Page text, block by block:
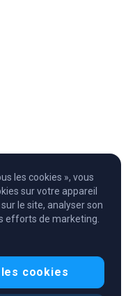
les cookies », vous
sur votre appareil
le site, analyser son
efforts de marketing.
cookies